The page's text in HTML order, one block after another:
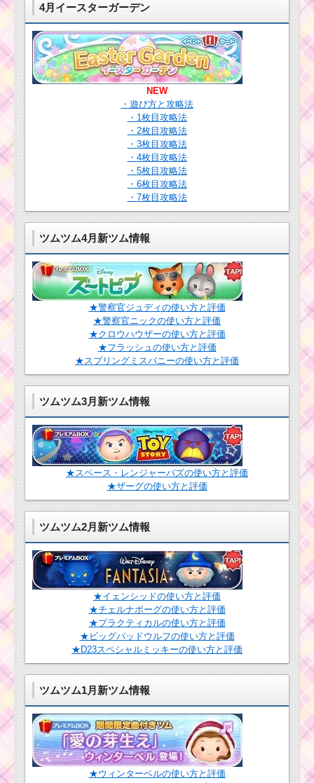
ツムツムキャラクタ
ー！ペリーの基礎情報
とスキル画像･高得点を
だすには？
ツムツム！ドロ
ッセルの使い方
とスキル動画｜
ボムも一緒に消
し高得点狙える
ツ
！ピートの基礎情報と
スキル画像･高得点をだ
すには？
ツムツム！ロマンス野
獣の使い方とスキル動
画｜強力なスキルで高
得点を狙おう
ツムツムスイー
ョン一覧と攻略
ツム
ソ
使
い方とスキル動画｜自
動で4回もツムを消す強
いスキル
毛のはねたツム
で1プレイでタイ
ムボムを4個消す
ミッションを攻
略するツム
ツムツム！クルエラ
の使い方とスキル動画
高得点を出すコツ
うさぎの使い方
ツムツム7月海賊のお
宝探しイベント4枚目の
ミッション内容と攻略
ツムツム！ザーグの
スキル
ツムツム！フィ
リップ王子の使
い方とスキル動
画｜スキル1で20
個前後消せるス
ツムツムキャラクタ
ー！BB-8の基礎情報と
スキル画像･高得点をだ
すには？
ツムツム！ビッ
グバッドウルフ
の使い方とスキ
ル動画｜ボムを
ツムツム！スクルー
ジの使い方とスキル動
画 高得点を出すコツ
4月イースターガーデン
NEW
・遊び方と攻略法
・1枚目攻略法
・2枚目攻略法
・3枚目攻略法
・4枚目攻略法
・5枚目攻略法
・6枚目攻略法
・7枚目攻略法
ツムツム4月新ツム情報
★警察官ジュディの使い方と評価
★警察官ニックの使い方と評価
★クロウハウザーの使い方と評価
★フラッシュの使い方と評価
★スプリングミスバニーの使い方と評価
ツムツム3月新ツム情報
★スペース・レンジャーバズの使い方と評価
★ザーグの使い方と評価
ツムツム2月新ツム情報
★イェンシッドの使い方と評価
★チェルナボーグの使い方と評価
★プラクティカルの使い方と評価
★ビッグバッドウルフの使い方と評価
★D23スペシャルミッキーの使い方と評価
ツムツム1月新ツム情報
★ウィンターベルの使い方と評価